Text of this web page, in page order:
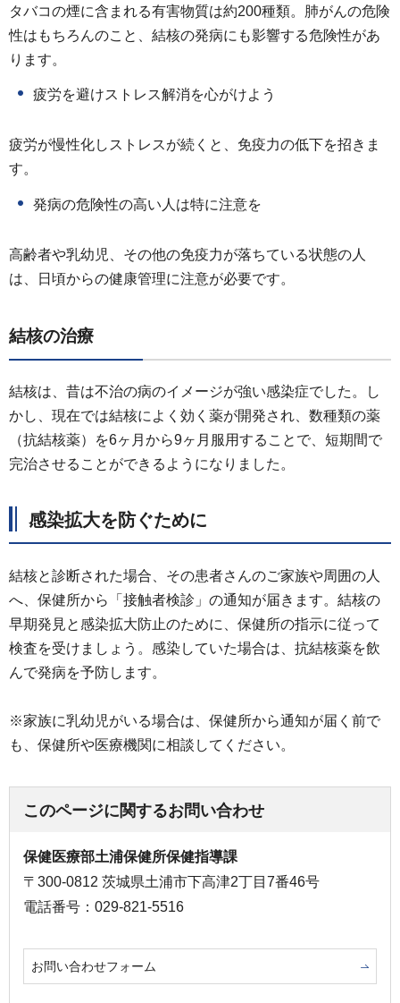
タバコの煙に含まれる有害物質は約200種類。肺がんの危険
性はもちろんのこと、結核の発病にも影響する危険性があ
ります。
疲労を避けストレス解消を心がけよう
疲労が慢性化しストレスが続くと、免疫力の低下を招きま
す。
発病の危険性の高い人は特に注意を
高齢者や乳幼児、その他の免疫力が落ちている状態の人
は、日頃からの健康管理に注意が必要です。
結核の治療
結核は、昔は不治の病のイメージが強い感染症でした。し
かし、現在では結核によく効く薬が開発され、数種類の薬
（抗結核薬）を6ヶ月から9ヶ月服用することで、短期間で
完治させることができるようになりました。
感染拡大を防ぐために
結核と診断された場合、その患者さんのご家族や周囲の人
へ、保健所から「接触者検診」の通知が届きます。結核の
早期発見と感染拡大防止のために、保健所の指示に従って
検査を受けましょう。感染していた場合は、抗結核薬を飲
んで発病を予防します。
※家族に乳幼児がいる場合は、保健所から通知が届く前で
も、保健所や医療機関に相談してください。
このページに関するお問い合わせ
保健医療部土浦保健所保健指導課
〒300-0812 茨城県土浦市下高津2丁目7番46号
電話番号：029-821-5516
お問い合わせフォーム